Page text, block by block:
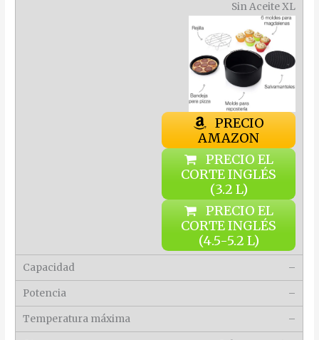
Sin Aceite XL
PRECIO
AMAZON
PRECIO EL
CORTE INGLÉS
(3.2 L)
PRECIO EL
CORTE INGLÉS
(4.5-5.2 L)
–
–
–